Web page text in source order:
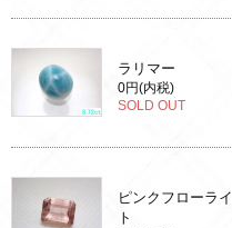
ラリマー
0円(内税)
SOLD OUT
ピンクフローライ
ト